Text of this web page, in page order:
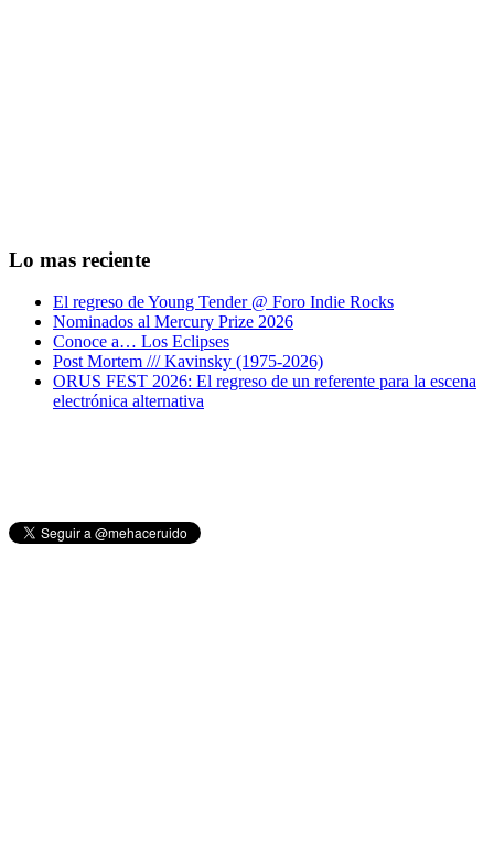
Lo mas reciente
El regreso de Young Tender @ Foro Indie Rocks
Nominados al Mercury Prize 2026
Conoce a… Los Eclipses
Post Mortem /// Kavinsky (1975-2026)
ORUS FEST 2026: El regreso de un referente para la escena
electrónica alternativa